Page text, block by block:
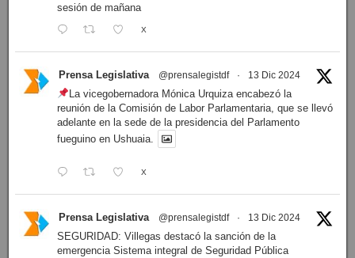
sesión de mañana
X
Prensa Legislativa @prensalegistdf · 13 Dic 2024
La vicegobernadora Mónica Urquiza encabezó la
reunión de la Comisión de Labor Parlamentaria, que se llevó
adelante en la sede de la presidencia del Parlamento
fueguino en Ushuaia.
X
Prensa Legislativa @prensalegistdf · 13 Dic 2024
SEGURIDAD: Villegas destacó la sanción de la
emergencia Sistema integral de Seguridad Pública